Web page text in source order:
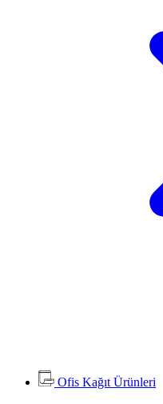
Ofis Kağıt Ürünleri